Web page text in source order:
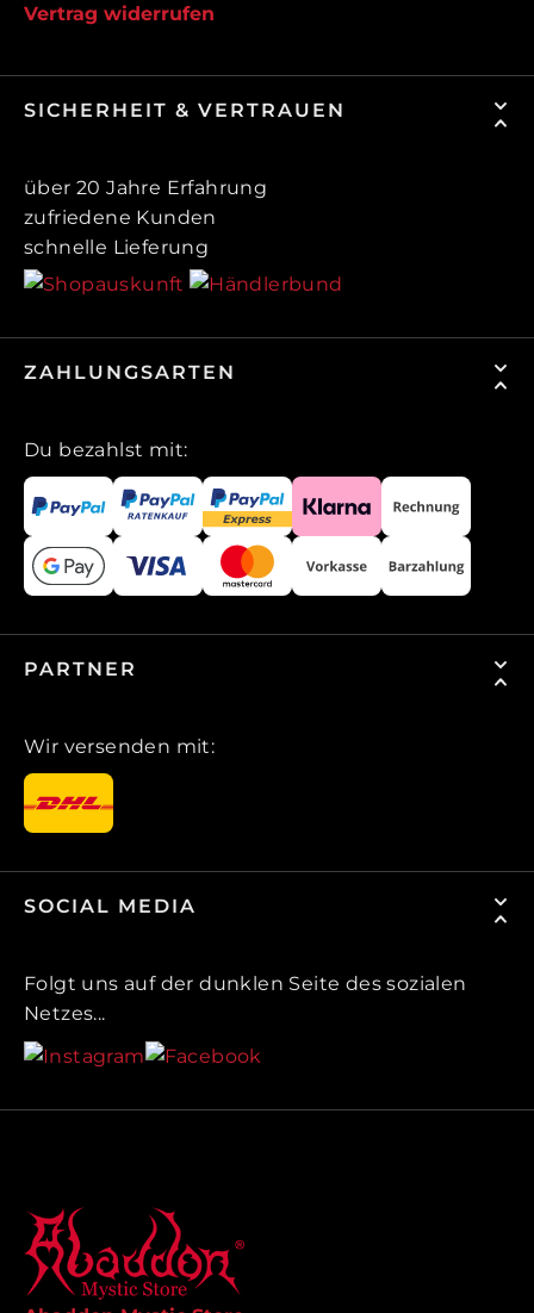
Vertrag widerrufen
SICHERHEIT & VERTRAUEN
über 20 Jahre Erfahrung
zufriedene Kunden
schnelle Lieferung
ZAHLUNGSARTEN
Du bezahlst mit:
PARTNER
Wir versenden mit:
SOCIAL MEDIA
Folgt uns auf der dunklen Seite des sozialen
Netzes...